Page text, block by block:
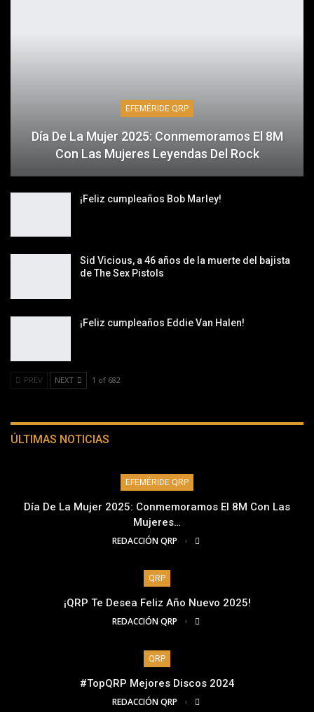
EFEMÉRIDE QRP
Día De La Mujer 2025: Conmemoramos El 8M
Con Las Mujeres Leyendas Del Rock
¡Feliz cumpleaños Bob Marley!
Sid Vicious, a 46 años de la muerte del bajista
de The Sex Pistols
¡Feliz cumpleaños Eddie Van Halen!
PREV NEXT 1 of 682
ÚLTIMAS NOTICIAS
EFEMÉRIDE QRP
Día De La Mujer 2025: Conmemoramos El 8M Con Las
Mujeres…
REDACCIÓN QRP
QRP
¡QRP Te Desea Feliz Año Nuevo 2025!
REDACCIÓN QRP
QRP
#TopQRP Mejores Discos 2024
REDACCIÓN QRP